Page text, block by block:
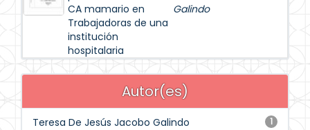
CA mamario en
Trabajadoras de una
institución
hospitalaria
Galindo
Autor(es)
1
Teresa De Jesús Jacobo Galindo